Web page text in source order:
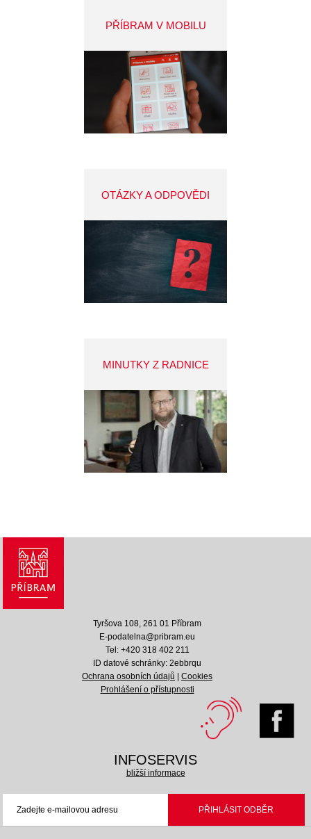
PŘÍBRAM V MOBILU
OTÁZKY A ODPOVĚDI
MINUTKY Z RADNICE
Tyršova 108, 261 01 Příbram
E-podatelna@pribram.eu
Tel: +420 318 402 211
ID datové schránky: 2ebbrqu
Ochrana osobních údajů |Cookies
Prohlášení o přístupnosti
INFOSERVIS
bližší informace